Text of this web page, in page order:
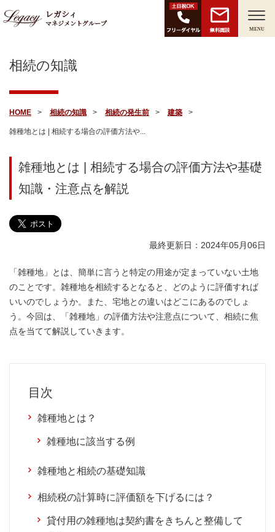
レガシィ
マネジメントグループ
無料面談 MENU
相続の知識
HOME 相続の知識 相続の発生前 建築
雑種地とは | 相続する場合の評価方法や...
雑種地とは | 相続する場合の評価方法や基礎
知識・注意点を解説
最終更新日：2024年05月06日
「雑種地」とは、簡単に言うと特定の用途が定まっていない土地
のことです。雑種地を相続するとなると、どのように評価すれば
いいのでしょうか。また、宅地との違いはどこにあるのでしょ
う。今回は、「雑種地」の評価方法や注意点について、相続に焦
点を当てて解説していきます。
目次
雑種地とは？
雑種地に該当する例
雑種地と相続の基礎知識
相続税の計算時に評価額を下げるには？
貸付用の雑種地は契約書をきちんと整備して